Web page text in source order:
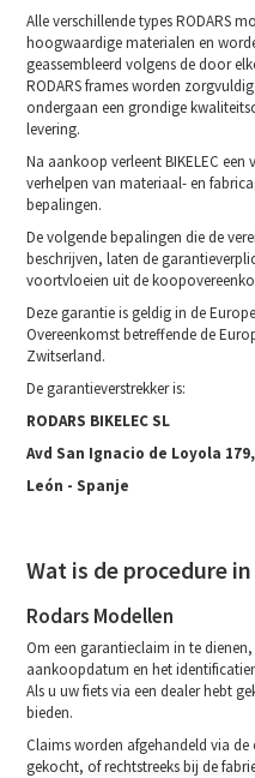
Alle verschillende types RODARS
hoogwaardige materialen en
geassembleerd volgens de door
RODARS frames worden
ondergaan een grondige
levering.
Na aankoop verleent BIKELEC
verhelpen van materiaal- en
bepalingen.
De volgende bepalingen die de
beschrijven, laten de
voortvloeien uit de
Deze garantie is geldig in de
Overeenkomst betreffende de
Zwitserland.
De garantieverstrekker is:
RODARS BIKELEC SL
Avd San Ignacio de Loyola
León - Spanje
Wat is de procedure
Rodars Modellen
Om een garantieclaim in te
aankoopdatum en het
Als u uw fiets via een dealer hebt
bieden.
Claims worden afgehandeld via de
gekocht, of rechtstreeks bij de